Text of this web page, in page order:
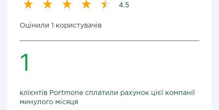
4.5
Оцінили 1 користувачів
1
клієнтів Portmone сплатили рахунок цієї компанії
минулого місяця